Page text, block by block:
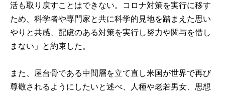
活も取り戻すことはできない。コロナ対策を実行に移す
ため、科学者や専門家と共に科学的見地を踏まえた思い
やりと共感、配慮のある対策を実行し努力や関与を惜し
まない」と約束した。
また、屋台骨である中間層を立て直し米国が世界で再び
尊敬されるようにしたいと述べ、人種や老若男女、思想